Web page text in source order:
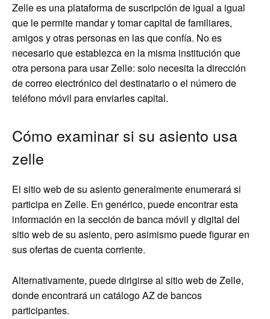
Zelle es una plataforma de suscripción de igual a igual
que le permite mandar y tomar capital de familiares,
amigos y otras personas en las que confía. No es
necesario que establezca en la misma institución que
otra persona para usar Zelle: solo necesita la dirección
de correo electrónico del destinatario o el número de
teléfono móvil para enviarles capital.
Cómo examinar si su asiento usa
zelle
El sitio web de su asiento generalmente enumerará si
participa en Zelle. En genérico, puede encontrar esta
información en la sección de banca móvil y digital del
sitio web de su asiento, pero asimismo puede figurar en
sus ofertas de cuenta corriente.
Alternativamente, puede dirigirse al sitio web de Zelle,
donde encontrará un catálogo AZ de bancos
participantes.